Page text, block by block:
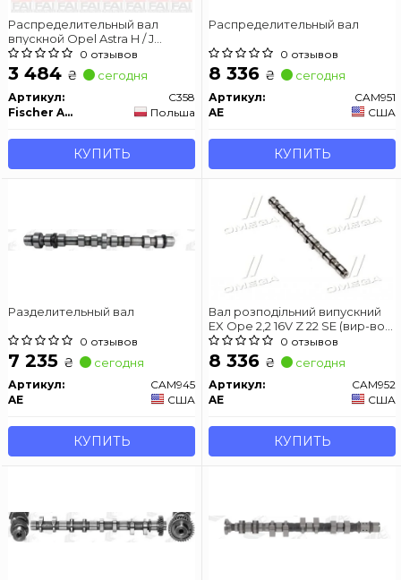
Распределительный вал
впускной Opel Astra H / J
1.9CDTI 04- / Insignia 2.0CDTI 08-
0 отзывов
3 484 ₴ сегодня
Артикул:
C358
Fischer Automotive One (FA1)
Польша
КУПИТЬ
Распределительный вал
0 отзывов
8 336 ₴ сегодня
Артикул:
CAM951
AE
США
КУПИТЬ
Разделительный вал
0 отзывов
7 235 ₴ сегодня
Артикул:
CAM945
AE
США
КУПИТЬ
Вал розподільний випускний
EX Ope 2,2 16V Z 22 SE (вир-во
AE)
0 отзывов
8 336 ₴ сегодня
Артикул:
CAM952
AE
США
КУПИТЬ